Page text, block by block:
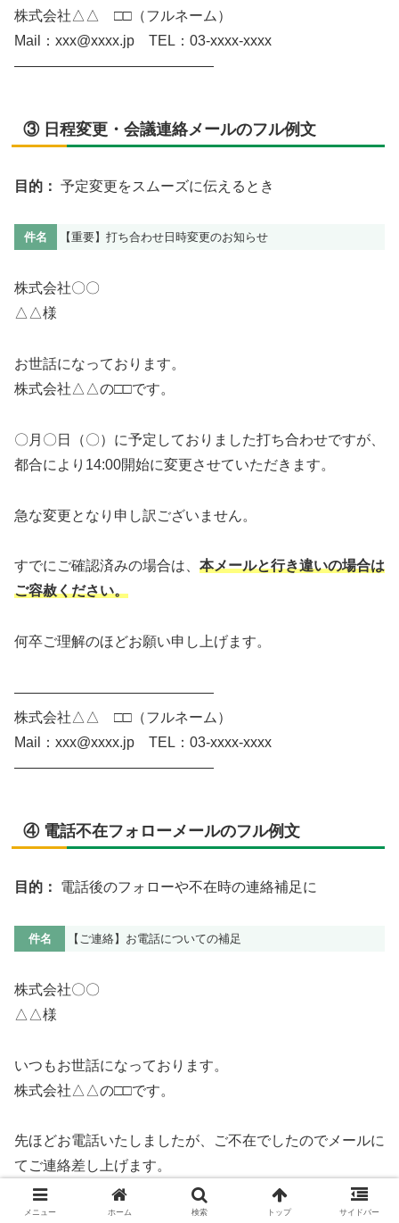
株式会社△△ □□（フルネーム）
Mail：xxx@xxxx.jp TEL：03-xxxx-xxxx
――――――――――――――
③ 日程変更・会議連絡メールのフル例文
目的： 予定変更をスムーズに伝えるとき
件名 【重要】打ち合わせ日時変更のお知らせ
株式会社〇〇
△△様
お世話になっております。
株式会社△△の□□です。
〇月〇日（〇）に予定しておりました打ち合わせですが、
都合により14:00開始に変更させていただきます。
急な変更となり申し訳ございません。
すでにご確認済みの場合は、 本メールと行き違いの場合は
ご容赦ください。
何卒ご理解のほどお願い申し上げます。
――――――――――――――
株式会社△△ □□（フルネーム）
Mail：xxx@xxxx.jp TEL：03-xxxx-xxxx
――――――――――――――
④ 電話不在フォローメールのフル例文
目的： 電話後のフォローや不在時の連絡補足に
件名 【ご連絡】お電話についての補足
株式会社〇〇
△△様
いつもお世話になっております。
株式会社△△の□□です。
先ほどお電話いたしましたが、ご不在でしたのでメールに
てご連絡差し上げます。
〇〇の件につきまして、詳細をお伝えしたく存じます。
メニュー ホーム 検索 トップ サイドバー